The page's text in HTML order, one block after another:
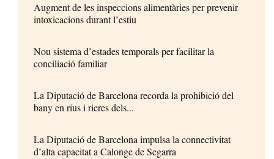
Augment de les inspeccions alimentàries per prevenir
intoxicacions durant l’estiu
Nou sistema d’estades temporals per facilitar la
conciliació familiar
La Diputació de Barcelona recorda la prohibició del
bany en rius i rieres dels...
La Diputació de Barcelona impulsa la connectivitat
d’alta capacitat a Calonge de Segarra